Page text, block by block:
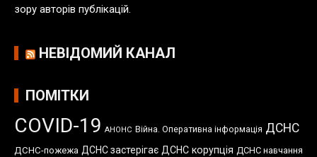
зору авторів публікацій.
НЕВІДОМИЙ КАНАЛ
ПОМІТКИ
COVID-19 АНОНС Війна. Оперативна інформація ДСНС
ДСНС-пожежа ДСНС застерігає ДСНС корупція ДСНС навчання